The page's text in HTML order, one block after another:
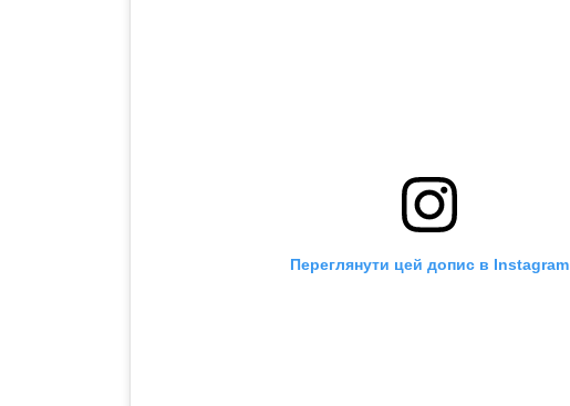
Переглянути цей допис в Instagram